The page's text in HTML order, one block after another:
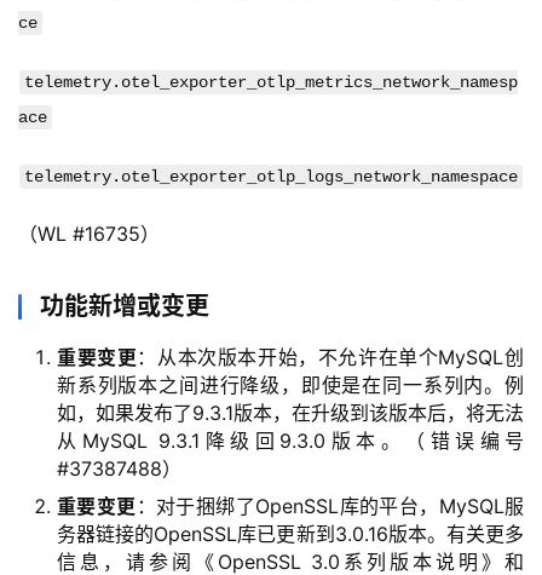
ce
telemetry.otel_exporter_otlp_metrics_network_namesp
ace
telemetry.otel_exporter_otlp_logs_network_namespace
（WL #16735）
功能新增或变更
重要变更 ：从本次版本开始，不允许在单个MySQL创
新系列版本之间进行降级，即使是在同一系列内。例
如，如果发布了9.3.1版本，在升级到该版本后，将无法
从MySQL 9.3.1降级回9.3.0版本。（错误编号
#37387488）
重要变更 ：对于捆绑了OpenSSL库的平台，MySQL服
务器链接的OpenSSL库已更新到3.0.16版本。有关更多
信息，请参阅《OpenSSL 3.0系列版本说明》和